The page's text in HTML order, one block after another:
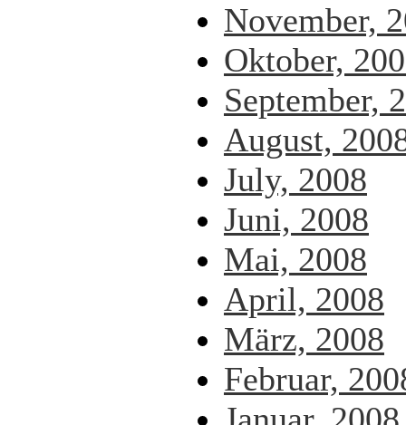
November,
Oktober,
September,
August,
July, 2008
Juni, 2008
Mai, 2008
April, 2008
März, 2008
Februar,